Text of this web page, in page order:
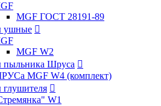
MGF ГОСТ 28191-89
ушные 
MGF W2
пыльника Шруса 
MGF W4 (комплект)

W1